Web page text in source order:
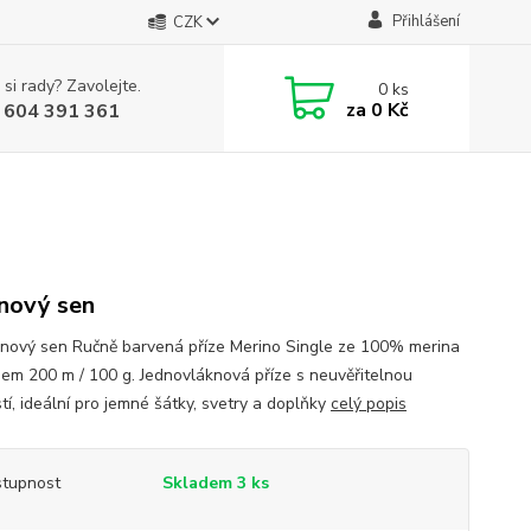
CZK Přihlášení
rady? Zavolejte.
391 361
0ks
za 0 Kč
sen
sen Ručně barvená příze Merino Single ze 100% merina
200 m / 100 g. Jednovláknová příze s neuvěřitelnou
ideální pro jemné šátky, svetry a doplňky celý popis
Skladem 3 ks